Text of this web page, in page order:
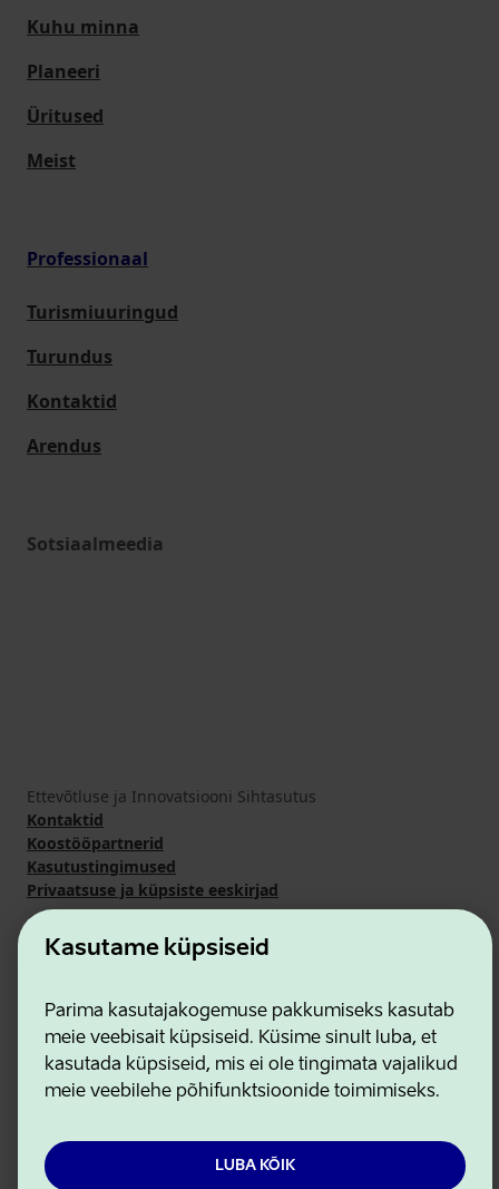
Kasutame küpsiseid
Parima kasutajakogemuse pakkumiseks kasutab
meie veebisait küpsiseid. Küsime sinult luba, et
kasutada küpsiseid, mis ei ole tingimata vajalikud
meie veebilehe põhifunktsioonide toimimiseks.
LUBA KÕIK
Kuhu minna
Planeeri
Üritused
Meist
Professionaal
Turismiuuringud
Turundus
Kontaktid
Arendus
Sotsiaalmeedia
Ettevõtluse ja Innovatsiooni Sihtasutus
Kontaktid
Koostööpartnerid
Kasutustingimused
Privaatsuse ja küpsiste eeskirjad